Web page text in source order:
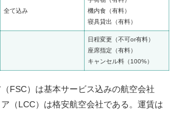
全て込み
機内食（有料）
寝具貸出（有料）
日程変更（不可or有料）
座席指定（有料）
キャンセル料（100%）
FSC）は基本サービス込みの航空会社
（LCC）は格安航空会社である。運賃は